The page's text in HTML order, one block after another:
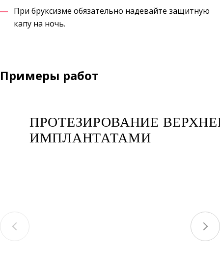
При бруксизме обязательно надевайте защитную
капу на ночь.
Примеры работ
ПРОТЕЗИРОВАНИЕ
ИМПЛАНТАТАМИ